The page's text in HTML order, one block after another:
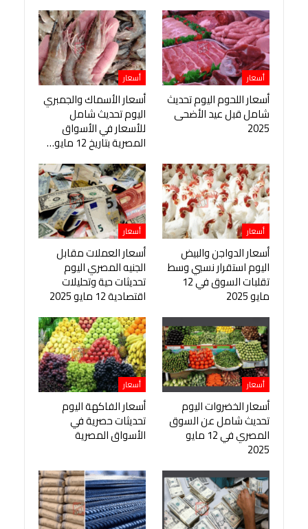
أسعار
أسعار اللحوم اليوم تحديث
شامل قبل عيد الأضحى
2025
أسعار
أسعار الأسماك والجمبري
اليوم تحديث شامل
للأسعار في الأسواق
المصرية بتاريخ 12 مايو…
أسعار
أسعار الدواجن والبيض
اليوم استقرار نسبي وسط
تقلبات السوق في 12
مايو 2025
أسعار
أسعار العملات مقابل
الجنيه المصري اليوم
تحديثات حية وتحليلات
اقتصادية 12 مايو 2025
أسعار
أسعار الخضروات اليوم
تحديث شامل عن السوق
المصري في 12 مايو
2025
أسعار
أسعار الفاكهة اليوم
تحديثات حصرية في
الأسواق المصرية